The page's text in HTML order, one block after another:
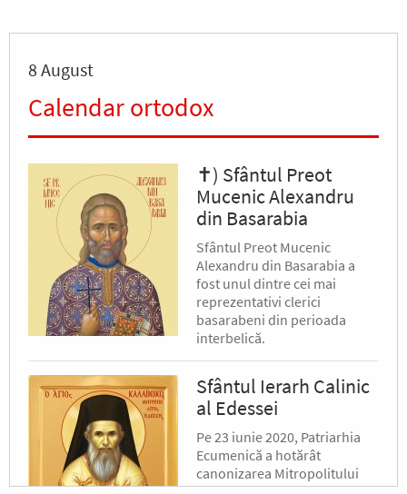
8 August
Calendar ortodox
✝) Sfântul Preot
Mucenic Alexandru
din Basarabia
Sfântul Preot Mucenic
Alexandru din Basarabia a
fost unul dintre cei mai
reprezentativi clerici
basarabeni din perioada
interbelică.
Sfântul Ierarh Calinic
al Edessei
Pe 23 iunie 2020, Patriarhia
Ecumenică a hotărât
canonizarea Mitropolitului